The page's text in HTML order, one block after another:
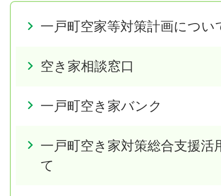
一戸町空家等対策計画につい
空き家相談窓口
一戸町空き家バンク
一戸町空き家対策総合支援活
て